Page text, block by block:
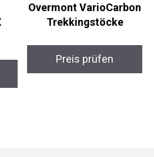
Overmont
VarioCarbon
Preis prüfen